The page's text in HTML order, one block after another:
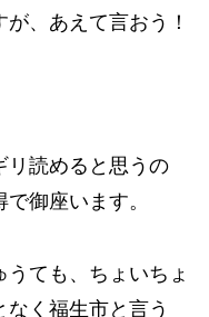
、あえて言おう！
リ読めると思うの
御座います。
ても、ちょいちょ
く福生市と言う